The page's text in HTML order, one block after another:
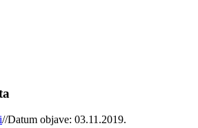
//Datum objave: 03.11.2019.